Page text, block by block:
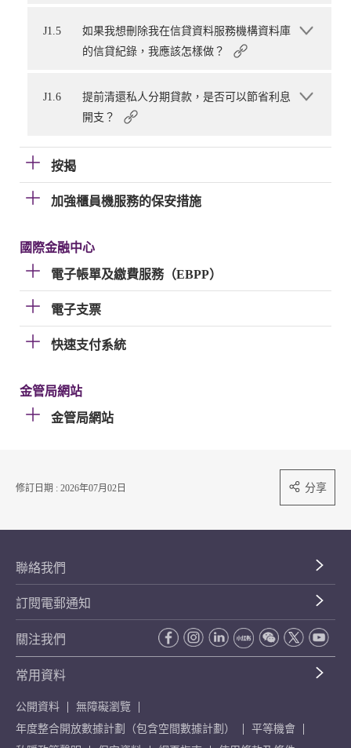
J1.5
如果我想刪除我在信貸資料服務機構資料庫
的信貸紀錄，我應該怎樣做？
J1.6
提前清還私人分期貸款，是否可以節省利息
開支？
按揭
加強櫃員機服務的保安措施
國際金融中心
電子帳單及繳費服務（EBPP）
電子支票
快速支付系統
金管局網站
金管局網站
修訂日期 : 2026年07月02日 分享
聯絡我們
訂閱電郵通知
關注我們
常用資料
公開資料
無障礙瀏覽
年度整合開放數據計劃（包含空間數據計劃）
平等機會